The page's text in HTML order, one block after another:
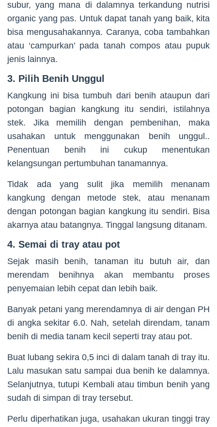
subur, yang mana di dalamnya terkandung nutrisi
organic yang pas. Untuk dapat tanah yang baik, kita
bisa mengusahakannya. Caranya, coba tambahkan
atau ‘campurkan’ pada tanah compos atau pupuk
jenis lainnya.
3. Pilih Benih Unggul
Kangkung ini bisa tumbuh dari benih ataupun dari
potongan bagian kangkung itu sendiri, istilahnya
stek. Jika memilih dengan pembenihan, maka
usahakan untuk menggunakan benih unggul..
Penentuan benih ini cukup menentukan
kelangsungan pertumbuhan tanamannya.
Tidak ada yang sulit jika memilih menanam
kangkung dengan metode stek, atau menanam
dengan potongan bagian kangkung itu sendiri. Bisa
akarnya atau batangnya. Tinggal langsung ditanam.
4. Semai di tray atau pot
Sejak masih benih, tanaman itu butuh air, dan
merendam benihnya akan membantu proses
penyemaian lebih cepat dan lebih baik.
Banyak petani yang merendamnya di air dengan PH
di angka sekitar 6.0. Nah, setelah direndam, tanam
benih di media tanam kecil seperti tray atau pot.
Buat lubang sekira 0,5 inci di dalam tanah di tray itu.
Lalu masukan satu sampai dua benih ke dalamnya.
Selanjutnya, tutupi Kembali atau timbun benih yang
sudah di simpan di tray tersebut.
Perlu diperhatikan juga, usahakan ukuran tinggi tray